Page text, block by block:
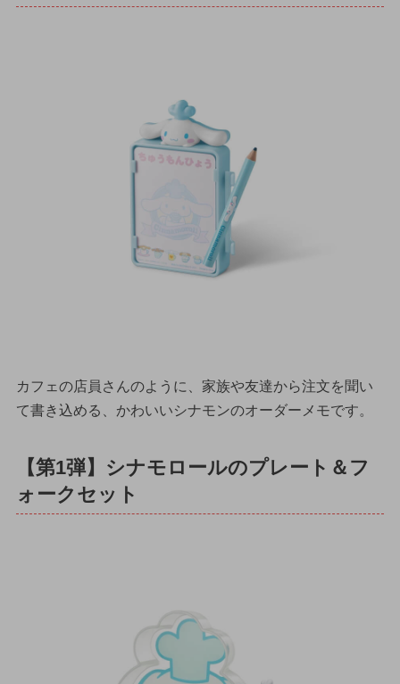
カフェの店員さんのように、家族や友達から注文を聞い
て書き込める、かわいいシナモンのオーダーメモです。
【第1弾】シナモロールのプレート＆フ
ォークセット